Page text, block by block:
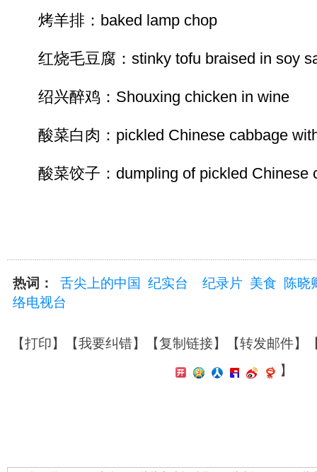
烤羊排：baked lamp chop
红烧毛豆腐：stinky tofu braised in soy
绍兴醉鸡：Shouxing chicken in wine
酸菜白肉：pickled Chinese cabbage
酸菜饺子：dumpling of pickled Chinese
热词： 舌尖上的中国 纪实台 纪录片 美食
陈晓
络电视台
【打印】【我要纠错】【复制链接】【转发邮件】
】